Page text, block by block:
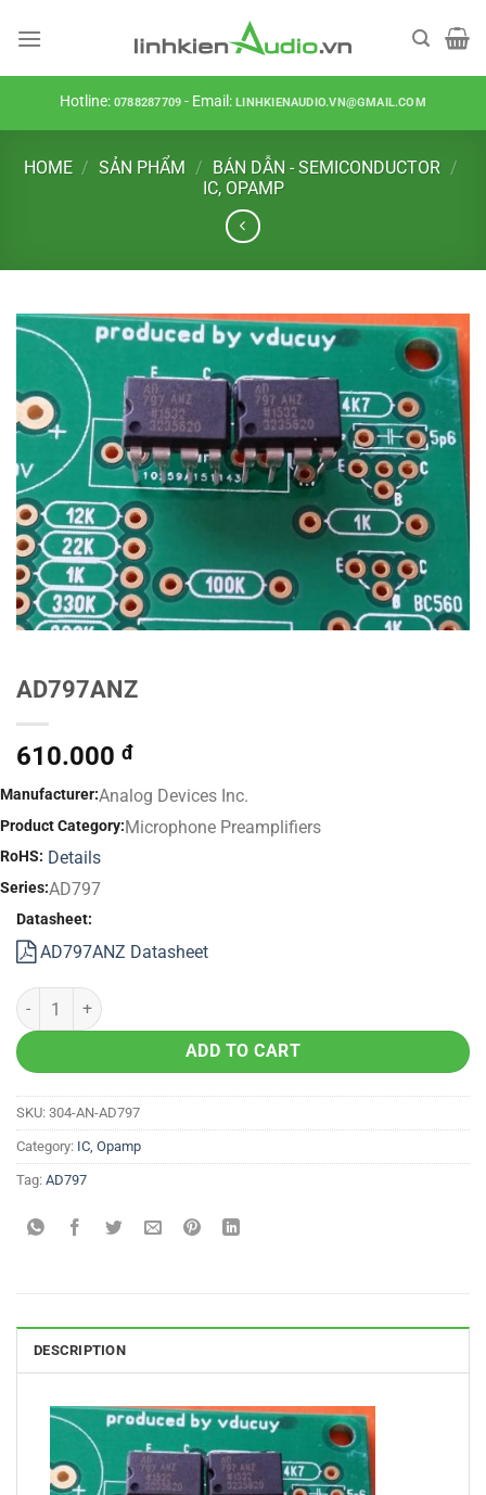
Hotline:0788287709 - Email:LINHKIENAUDIO.VN@GMAIL.COM
HOME / SẢN PHẨM / BÁN DẪN - SEMICONDUCTOR /
IC, OPAMP
AD797ANZ
610.000 đ
Manufacturer:Analog Devices Inc.
Product Category:Microphone Preamplifiers
RoHS: Details
Series:AD797
Datasheet:
AD797ANZ Datasheet
ADD TO CART
SKU: 304-AN-AD797
Category: IC, Opamp
Tag: AD797
DESCRIPTION